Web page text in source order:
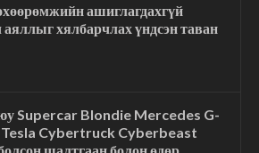
ашиглагдахгүй
аяллыг хялбарчлах үндсэн таван
Supercar Blondie Mercedes G-
Cybertruck Cyberbeast
шалтгаан болон өдөр